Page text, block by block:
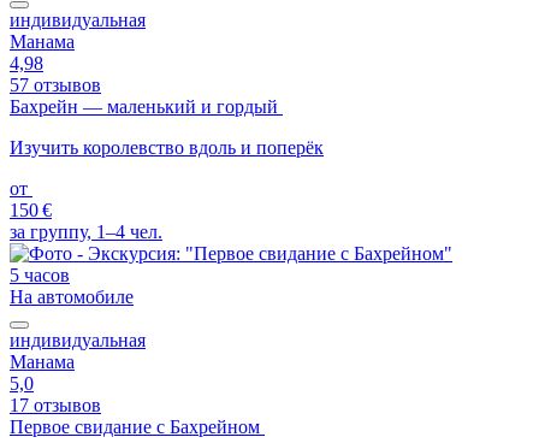
индивидуальная
Манама
4,98
57 отзывов
Бахрейн — маленький и гордый
Изучить королевство вдоль и поперёк
от
150 €
за группу, 1–4 чел.
5 часов
На автомобиле
индивидуальная
Манама
5,0
17 отзывов
Первое свидание с Бахрейном